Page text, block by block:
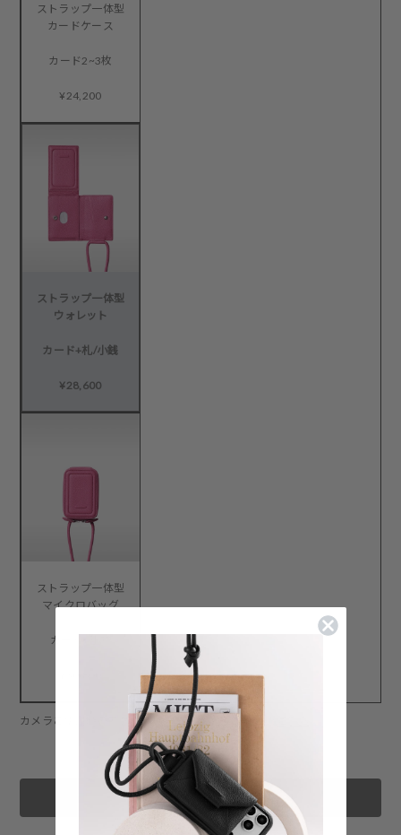
ストラップ一体型
カードケース
カード2~3枚
¥24,200
ストラップ一体型
ウォレット
カード+札/小銭
¥28,600
ストラップ一体型
マイクロバッグ
カード+小物
カメラご使用時のアクセサリーの映り込みについて:
カートに追加する